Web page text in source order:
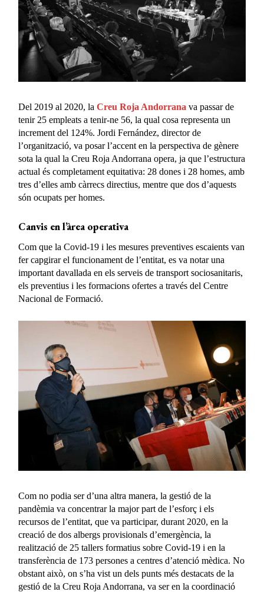
Del 2019 al 2020, laCreu Roja Andorrana va passar de
tenir 25 empleats a tenir-ne 56, la qual cosa representa un
increment del 124%. Jordi Fernández, director de
l’organització, va posar l’accent en la perspectiva de gènere
sota la qual la Creu Roja Andorrana opera, ja que l’estructura
actual és completament equitativa: 28 dones i 28 homes, amb
tres d’elles amb càrrecs directius, mentre que dos d’aquests
són ocupats per homes.
Canvis en l’àrea operativa
Com que la Covid-19 i les mesures preventives escaients van
fer capgirar el funcionament de l’entitat, es va notar una
important davallada en els serveis de transport sociosanitaris,
els preventius i les formacions ofertes a través del Centre
Nacional de Formació.
Com no podia ser d’una altra manera, la gestió de la
pandèmia va concentrar la major part de l’esforç i els
recursos de l’entitat, que va participar, durant 2020, en la
creació de dos albergs provisionals d’emergència, la
realització de 25 tallers formatius sobre Covid-19 i en la
transferència de 173 persones a centres d’atenció mèdica. No
obstant això, on s’ha vist un dels punts més destacats de la
gestió de la Creu Roja Andorrana, va ser en la coordinació